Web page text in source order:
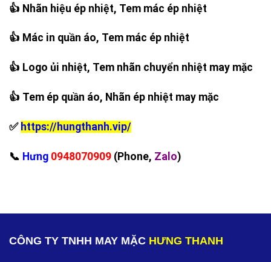
👍 Nhãn hiệu ép nhiệt, Tem mác ép nhiệt
👍 Mác in quần áo, Tem mác ép nhiệt
👍 Logo ủi nhiệt, Tem nhãn chuyển nhiệt may mặc
👍 Tem ép quần áo, Nhãn ép nhiệt may mặc
✅ https://hungthanh.vip/
‪📞 Hưng 0948070909 (Phone, Zalo)
CÔNG TY TNHH MAY MẶC HƯNG THANH